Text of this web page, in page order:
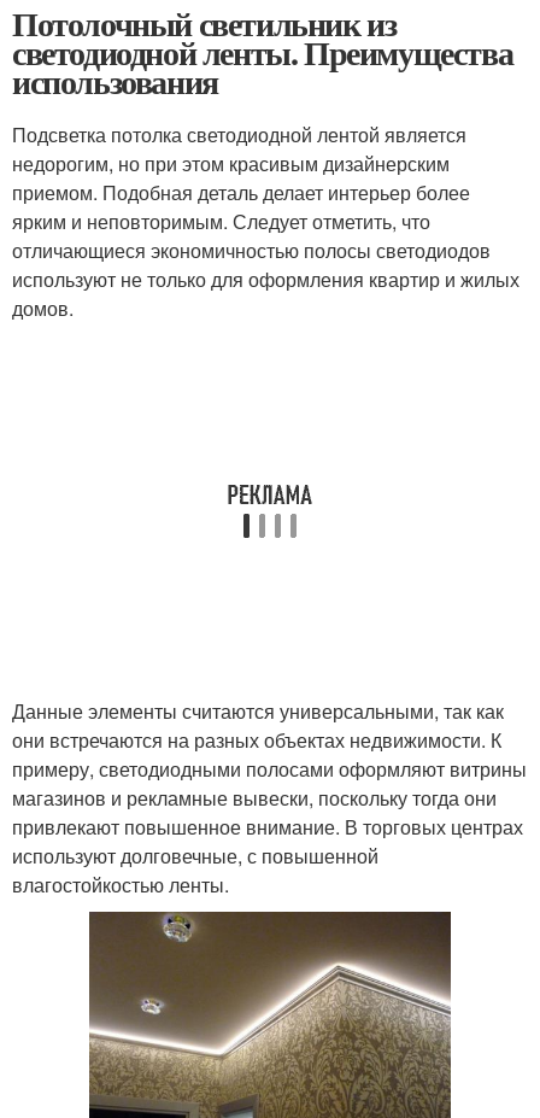
Потолочный светильник из
светодиодной ленты. Преимущества
использования
Подсветка потолка светодиодной лентой является
недорогим, но при этом красивым дизайнерским
приемом. Подобная деталь делает интерьер более
ярким и неповторимым. Следует отметить, что
отличающиеся экономичностью полосы светодиодов
используют не только для оформления квартир и жилых
домов.
Данные элементы считаются универсальными, так как
они встречаются на разных объектах недвижимости. К
примеру, светодиодными полосами оформляют витрины
магазинов и рекламные вывески, поскольку тогда они
привлекают повышенное внимание. В торговых центрах
используют долговечные, с повышенной
влагостойкостью ленты.